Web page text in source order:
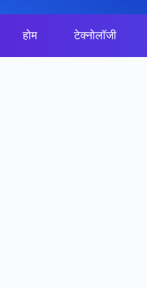
होम टेक्नोलॉजी